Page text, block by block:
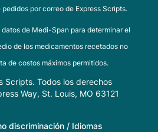
por correo de Express Scripts.
de Medi-Span para determinar el
de los medicamentos recetados no
de costos máximos permitidos.
Scripts. Todos los derechos
Way, St. Louis, MO 63121
discriminación / Idiomas